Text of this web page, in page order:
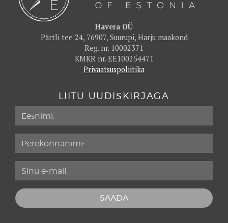
Hotell Narva & IDA Spaa 80
Hyatt Place
Ibis Styles Tallinn
Ibis Tallinn Center
Karja Majutus 73
Keila-Joa Schloss Fall
Kubija Hotel & Nature Spa
Kuressaare Kuursaali külalistoad 75
La Spa
Lossispaa Wagenküll
Havera OÜ
Pärtli tee 24, 76907, Suurupi, Harju maakond
Reg. nr. 10002371
KMKR nr. EE100254471
Privaatsuspoliitika
LIITU UUDISKIRJAGA